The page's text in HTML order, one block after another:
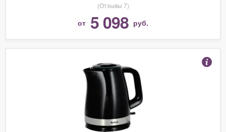
(Отзывы 7)
от 5 098 руб.